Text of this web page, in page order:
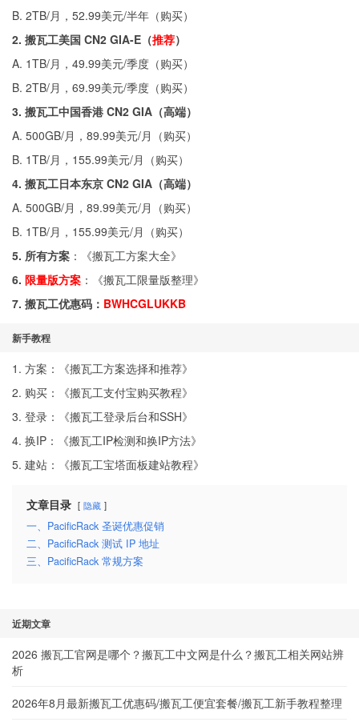
B. 2TB/月，52.99美元/半年（购买）
2. 搬瓦工美国 CN2 GIA-E（推荐）
A. 1TB/月，49.99美元/季度（购买）
B. 2TB/月，69.99美元/季度（购买）
3. 搬瓦工中国香港 CN2 GIA（高端）
A. 500GB/月，89.99美元/月（购买）
B. 1TB/月，155.99美元/月（购买）
4. 搬瓦工日本东京 CN2 GIA（高端）
A. 500GB/月，89.99美元/月（购买）
B. 1TB/月，155.99美元/月（购买）
5. 所有方案 ：《搬瓦工方案大全》
6. 限量版方案 ：《搬瓦工限量版整理》
7. 搬瓦工优惠码： BWHCGLUKKB
新手教程
1. 方案：《搬瓦工方案选择和推荐》
2. 购买：《搬瓦工支付宝购买教程》
3. 登录：《搬瓦工登录后台和SSH》
4. 换IP：《搬瓦工IP检测和换IP方法》
5. 建站：《搬瓦工宝塔面板建站教程》
文章目录 隐藏
一、PacificRack 圣诞优惠促销
二、PacificRack 测试 IP 地址
三、PacificRack 常规方案
近期文章
2026 搬瓦工官网是哪个？搬瓦工中文网是什么？搬瓦工相关网站辨
析
2026年8月最新搬瓦工优惠码/搬瓦工便宜套餐/搬瓦工新手教程整理